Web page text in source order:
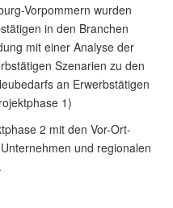
Vorpommern wurden
in den Branchen
mit einer Analyse der
Szenarien zu den
an Erwerbstätigen
1)
2 mit den Vor-Ort-
und regionalen